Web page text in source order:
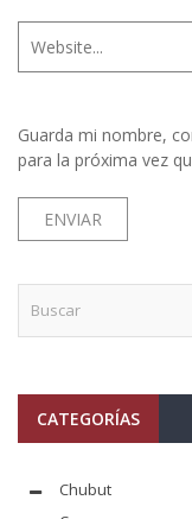
Guarda mi nombre,
para la próxima vez
CATEGORÍAS
Chubut